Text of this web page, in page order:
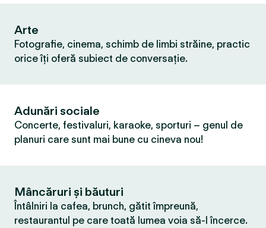
Arte
Fotografie, cinema, schimb de limbi străine, practic
orice îți oferă subiect de conversație.
Adunări sociale
Concerte, festivaluri, karaoke, sporturi – genul de
planuri care sunt mai bune cu cineva nou!
Mâncăruri și băuturi
Întâlniri la cafea, brunch, gătit împreună,
restaurantul pe care toată lumea voia să-l încerce.